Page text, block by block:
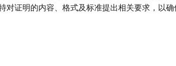
对证明的内容、格式及标准提出相关要求，以确